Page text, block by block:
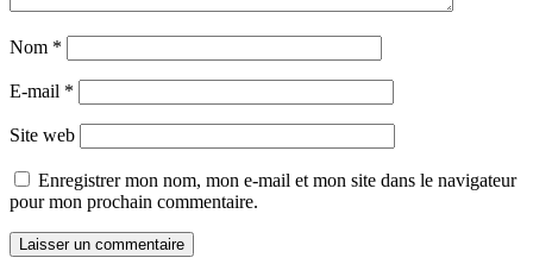
Nom *
E-mail *
Site web
Enregistrer mon nom, mon e-mail et mon site dans le navigateur
pour mon prochain commentaire.